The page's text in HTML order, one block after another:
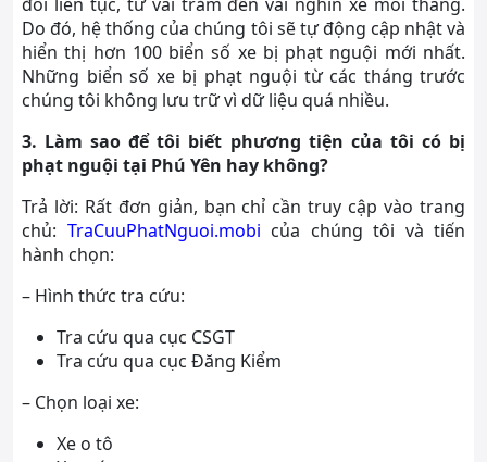
Do đó, hệ thống của chúng tôi sẽ tự động cập nhật và
hiển thị hơn 100 biển số xe bị phạt nguội mới nhất.
Những biển số xe bị phạt nguội từ các tháng trước
chúng tôi không lưu trữ vì dữ liệu quá nhiều.
3. Làm sao để tôi biết phương tiện của tôi có bị
phạt nguội tại Phú Yên hay không?
Trả lời: Rất đơn giản, bạn chỉ cần truy cập vào trang
chủ: TraCuuPhatNguoi.mobi của chúng tôi và tiến
hành chọn:
– Hình thức tra cứu:
Tra cứu qua cục CSGT
Tra cứu qua cục Đăng Kiểm
– Chọn loại xe:
Xe o tô